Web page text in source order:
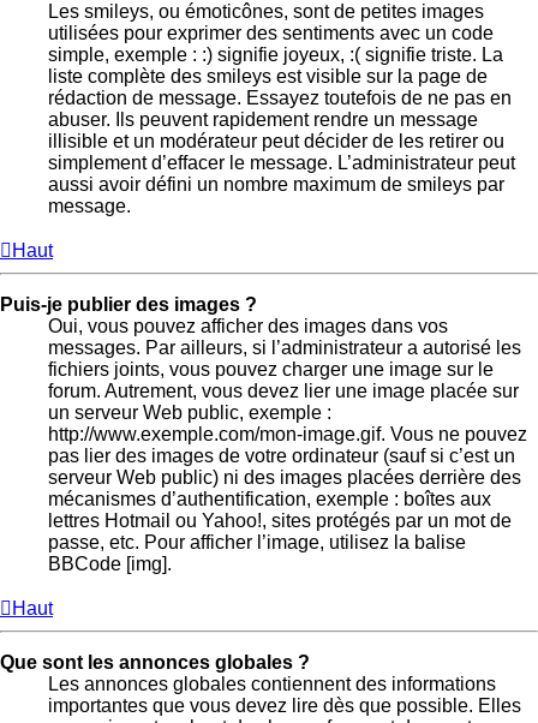
Les smileys, ou émoticônes, sont de petites images
utilisées pour exprimer des sentiments avec un code
simple, exemple : :) signifie joyeux, :( signifie triste. La
liste complète des smileys est visible sur la page de
rédaction de message. Essayez toutefois de ne pas en
abuser. Ils peuvent rapidement rendre un message
illisible et un modérateur peut décider de les retirer ou
simplement d’effacer le message. L’administrateur peut
aussi avoir défini un nombre maximum de smileys par
message.
Haut
Puis-je publier des images ?
Oui, vous pouvez afficher des images dans vos
messages. Par ailleurs, si l’administrateur a autorisé les
fichiers joints, vous pouvez charger une image sur le
forum. Autrement, vous devez lier une image placée sur
un serveur Web public, exemple :
http://www.exemple.com/mon-image.gif. Vous ne pouvez
pas lier des images de votre ordinateur (sauf si c’est un
serveur Web public) ni des images placées derrière des
mécanismes d’authentification, exemple : boîtes aux
lettres Hotmail ou Yahoo!, sites protégés par un mot de
passe, etc. Pour afficher l’image, utilisez la balise
BBCode [img].
Haut
Que sont les annonces globales ?
Les annonces globales contiennent des informations
importantes que vous devez lire dès que possible. Elles